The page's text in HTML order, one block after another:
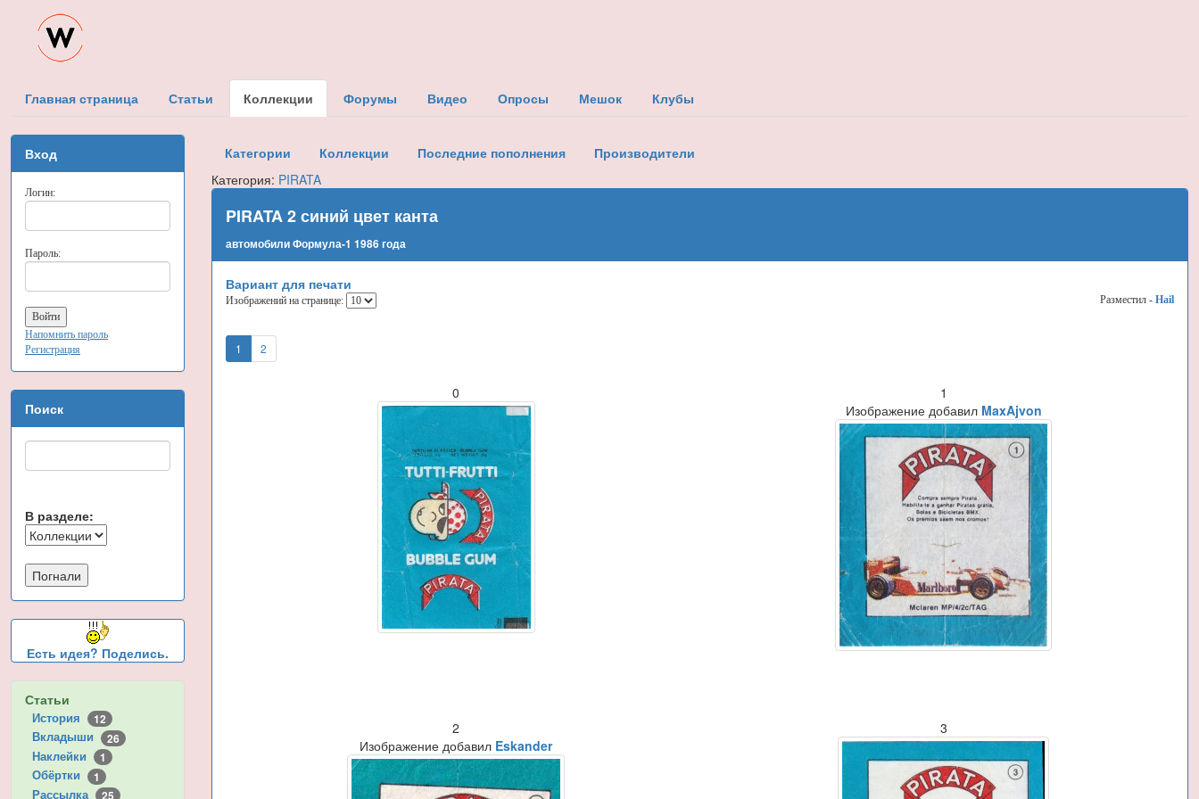
Главная страница Статьи Коллекции Форумы Видео Опросы Мешок Клубы
Вход
Логин:
Пароль:
Напомнить пароль
Регистрация
Поиск
В разделе:
Есть идея? Поделись.
Статьи
История 12
Вкладыши 26
Наклейки 1
Обёртки 1
Рассылка
Категории Коллекции Последние пополнения
Производители
Категория: PIRATA
PIRATA 2 синий цвет канта
автомобили Формула-1 1986 года
Вариант для печати
Изображений на странице: Разместил - Hail
1 2
0
1
Изображение добавил MaxAjvon
2
Изображение добавил Eskander
3